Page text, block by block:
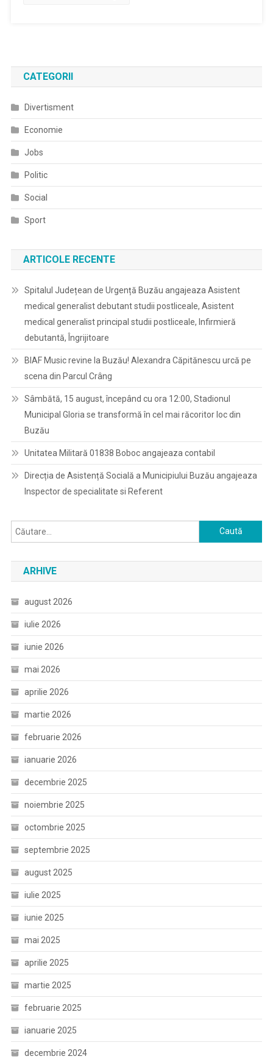
CATEGORII
Divertisment
Economie
Jobs
Politic
Social
Sport
ARTICOLE RECENTE
Spitalul Județean de Urgență Buzău angajeaza Asistent
medical generalist debutant studii postliceale, Asistent
medical generalist principal studii postliceale, Infirmieră
debutantă, Îngrijitoare
BIAF Music revine la Buzău! Alexandra Căpitănescu urcă pe
scena din Parcul Crâng
Sâmbătă, 15 august, începând cu ora 12:00, Stadionul
Municipal Gloria se transformă în cel mai răcoritor loc din
Buzău
Unitatea Militară 01838 Boboc angajeaza contabil
Direcția de Asistență Socială a Municipiului Buzău angajeaza
Inspector de specialitate si Referent
Caută
după:
ARHIVE
august 2026
iulie 2026
iunie 2026
mai 2026
aprilie 2026
martie 2026
februarie 2026
ianuarie 2026
decembrie 2025
noiembrie 2025
octombrie 2025
septembrie 2025
august 2025
iulie 2025
iunie 2025
mai 2025
aprilie 2025
martie 2025
februarie 2025
ianuarie 2025
decembrie 2024